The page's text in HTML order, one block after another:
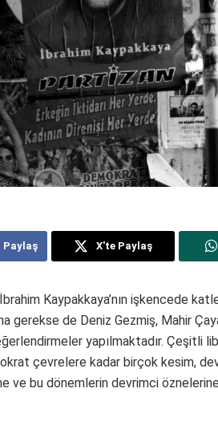
Paylaş X'te Paylaş
Kaypakkaya’nın işkencede
gerekse de Deniz Gezmiş, Mahir
yapılmaktadır. Çeşitli
çevrelere kadar birçok kesim,
ve bu dönemlerin devrimci